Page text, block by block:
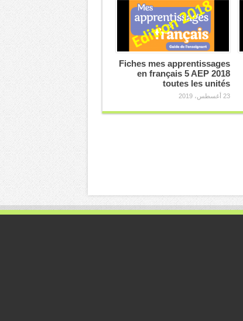
Fiches mes apprentissages
en français 5 AEP 2018
toutes les unités
23 أغسطس، 2019